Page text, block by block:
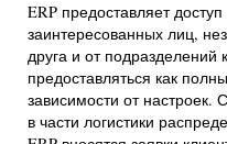
ERP предоставляет
заинтересованных лиц,
друга и от
предоставляться как
зависимости от
в части логистики